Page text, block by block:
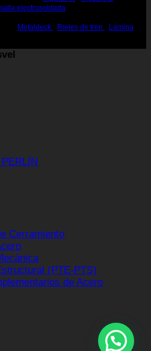
electrosoldada
Metaldeck Rieles de tren
Lámina
Cerramiento
(PTE-PTS)
de Acero